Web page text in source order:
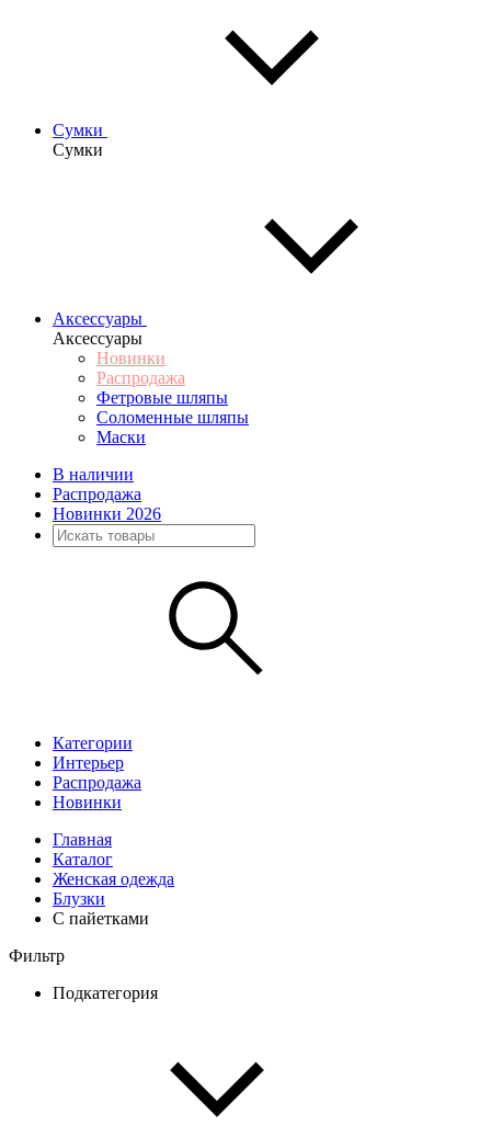
Сумки
Сумки
Аксессуары
Аксессуары
Новинки
Распродажа
Фетровые шляпы
Соломенные шляпы
Маски
В наличии
Распродажа
Новинки 2026
Категории
Интерьер
Распродажа
Новинки
Главная
Каталог
Женская одежда
Блузки
С пайетками
Фильтр
Подкатегория